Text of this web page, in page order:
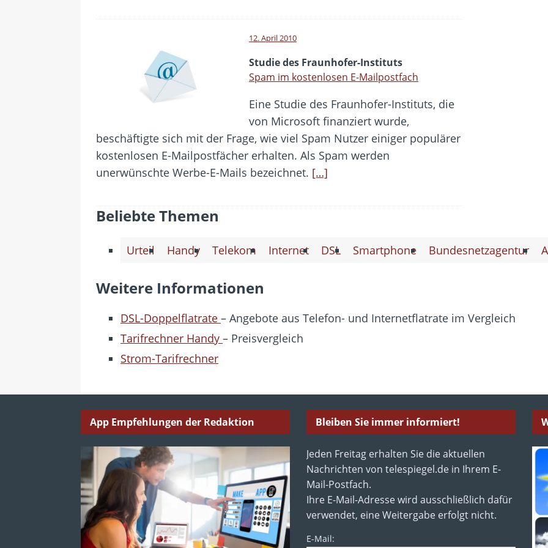
12. April 2010
Studie des Fraunhofer-Instituts
Spam im kostenlosen E-Mailpostfach
Eine Studie des Fraunhofer-Instituts, die
von Microsoft finanziert wurde,
beschäftigte sich mit der Frage, wie viel Spam Nutzer einiger populärer
kostenlosen E-Mailpostfächer erhalten. Als Spam werden
unerwünschte Werbe-E-Mails bezeichnet. […]
Beliebte Themen
Urteil Handy Telekom Internet DSL Smartphone Bundesnetzagentur
Weitere Informationen
DSL-Doppelflatrate – Angebote aus Telefon- und Internetflatrate im Vergleich
Tarifrechner Handy – Preisvergleich
Strom-Tarifrechner
App Empfehlungen der Redaktion Bleiben Sie immer informiert!
Jeden Freitag erhalten Sie die aktuellen
Nachrichten von telespiegel.de in Ihrem E-
Mail-Postfach.
Ihre E-Mail-Adresse wird ausschließlich dafür
verwendet, eine Weitergabe erfolgt nicht.
E-Mail: